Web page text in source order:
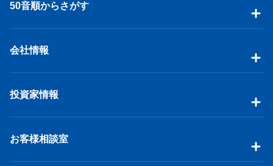
50音順からさがす
会社情報
投資家情報
お客様相談室